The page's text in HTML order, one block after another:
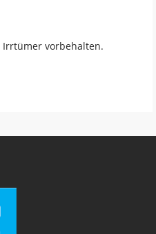
vorbehalten.